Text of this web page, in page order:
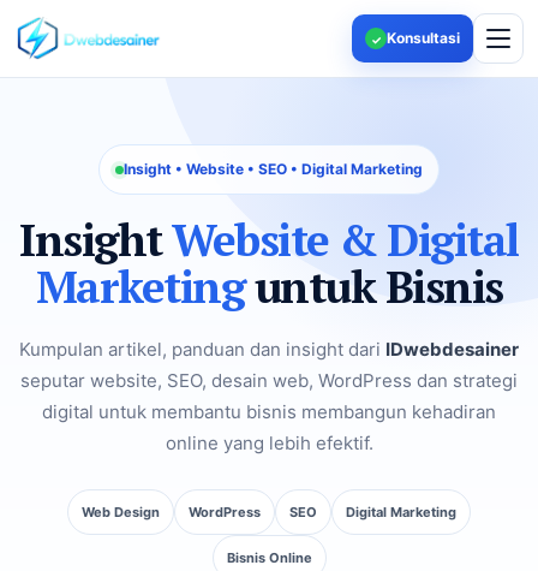
✓ Konsultasi
Insight • Website • SEO • Digital Marketing
InsightWebsite & Digital
Marketinguntuk Bisnis
Kumpulan artikel, panduan dan insight dari IDwebdesainer
seputar website, SEO, desain web, WordPress dan strategi
digital untuk membantu bisnis membangun kehadiran
online yang lebih efektif.
Web Design WordPress SEO Digital Marketing
Bisnis Online